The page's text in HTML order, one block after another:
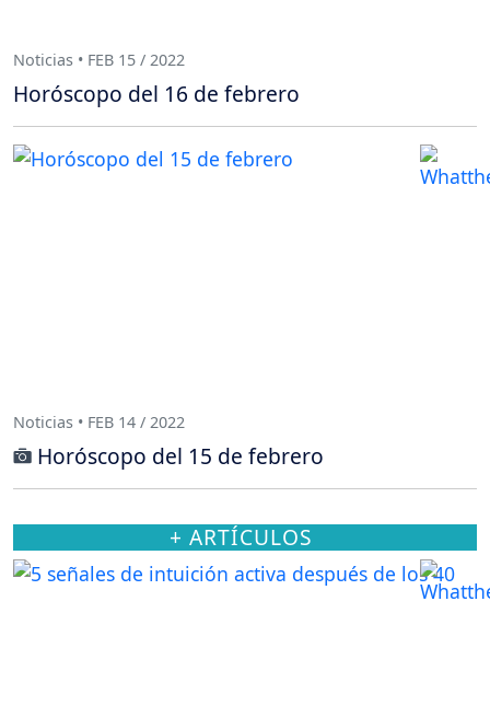
Noticias • FEB 15 / 2022
Horóscopo del 16 de febrero
Noticias • FEB 14 / 2022
Horóscopo del 15 de febrero
+ ARTÍCULOS